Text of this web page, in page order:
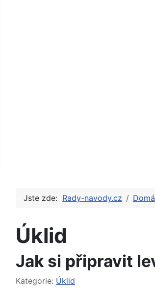
Jste zde: Rady-navody.cz
Úklid
Jak si připravit
Základní údaje
Kategorie: Úklid